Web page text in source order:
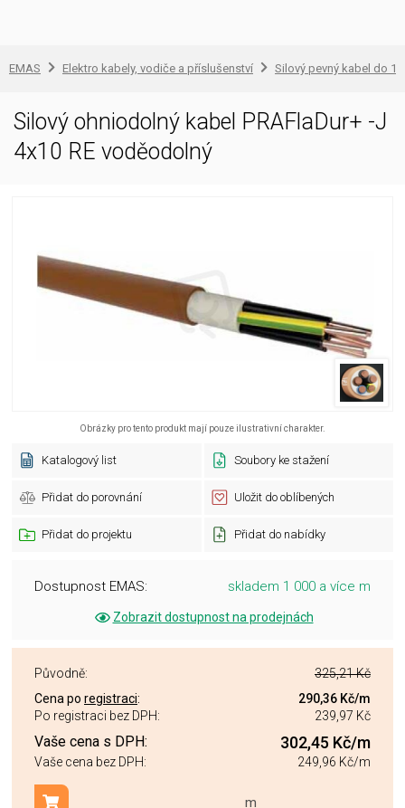
EMAS Elektro kabely, vodiče a příslušenství Silový pevný kabel do 1
Silový ohniodolný kabel PRAFlaDur+ -J
4x10 RE voděodolný
Obrázky pro tento produkt mají pouze ilustrativní charakter.
Katalogový list Soubory ke stažení
Přidat do porovnání Uložit do oblíbených
Přidat do projektu Přidat do nabídky
Dostupnost EMAS: skladem 1 000 a více m
Zobrazit dostupnost na prodejnách
Původně:
325,21 Kč
Cena po registraci: 290,36 Kč/m
Po registraci bez DPH:
239,97 Kč
Vaše cena s DPH: 302,45 Kč/m
Vaše cena bez DPH: 249,96 Kč/m
m